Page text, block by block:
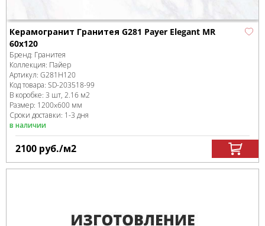
Керамогранит Гранитея G281 Payer Elegant MR
60x120
Бренд: Гранитея
Коллекция: Пайер
Артикул: G281Н120
Код товара: SD-203518-99
В коробке: 3 шт, 2.16 м2
Размер: 1200x600 мм
Сроки доставки: 1-3 дня
в наличии
2100 руб./м2